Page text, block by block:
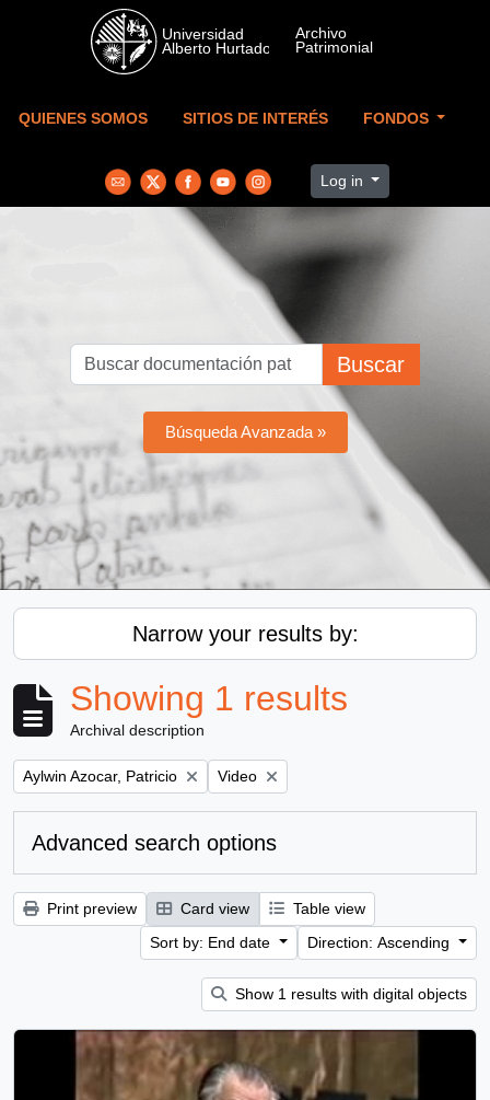
Skip to main content
QUIENES SOMOS SITIOS DE INTERÉS FONDOS
Log in
Buscar
Búsqueda Avanzada »
Narrow your results by:
Showing 1 results
Archival description
Remove filter:
Aylwin Azocar, Patricio Remove filter:
Video
Advanced search options
Print preview Card view
Table view
Sort by: End date
Direction: Ascending
Show 1 results with digital objects